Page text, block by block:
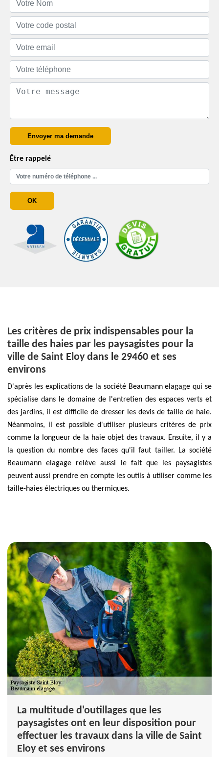
Être rappelé
Les critères de prix indispensables pour la
taille des haies par les paysagistes pour la
ville de Saint Eloy dans le 29460 et ses
environs
D'après les explications de la société Beaumann elagage qui se
spécialise dans le domaine de l'entretien des espaces verts et
des jardins, il est difficile de dresser les devis de taille de haie.
Néanmoins, il est possible d'utiliser plusieurs critères de prix
comme la longueur de la haie objet des travaux. Ensuite, il y a
la question du nombre des faces qu'il faut tailler. La société
Beaumann elagage relève aussi le fait que les paysagistes
peuvent aussi prendre en compte les outils à utiliser comme les
taille-haies électriques ou thermiques.
La multitude d'outillages que les
paysagistes ont en leur disposition pour
effectuer les travaux dans la ville de Saint
Eloy et ses environs